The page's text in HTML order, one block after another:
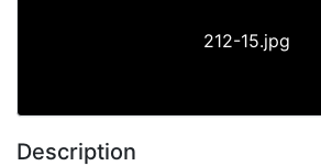
212-15.jpg
Description